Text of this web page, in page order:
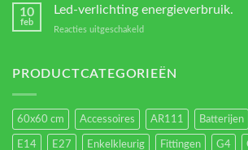
led
10
feb
Led-verlichting energieverbruik.
Reacties uitgeschakeld
energieverbruik.
PRODUCTCATEGORIEËN
60x60 cm Accessoires AR111 Batterijen
E14 E27 Enkelkleurig Fittingen G4